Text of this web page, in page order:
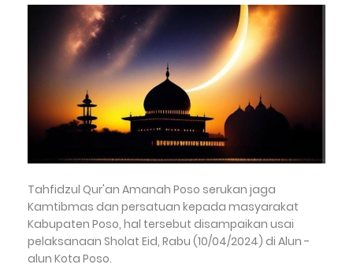
Tahfidzul Qur'an Amanah Poso serukan jaga
Kamtibmas dan persatuan kepada masyarakat
Kabupaten Poso, hal tersebut disampaikan usai
pelaksanaan Sholat Eid, Rabu (10/04/2024) di Alun -
alun Kota Poso.